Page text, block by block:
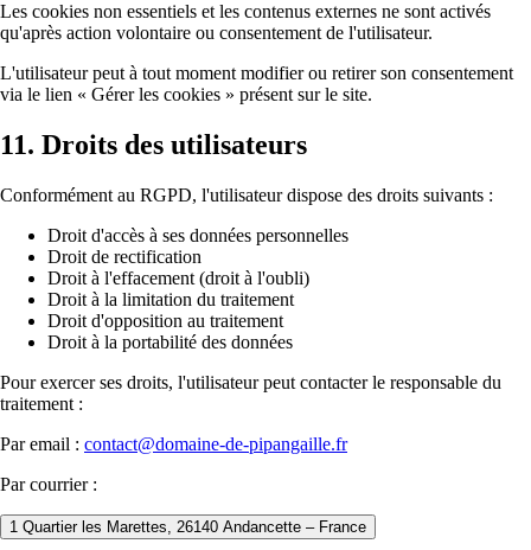
Les cookies non essentiels et les contenus externes ne sont activés
qu'après action volontaire ou consentement de l'utilisateur.
L'utilisateur peut à tout moment modifier ou retirer son consentement
via le lien « Gérer les cookies » présent sur le site.
11. Droits des utilisateurs
Conformément au RGPD, l'utilisateur dispose des droits suivants :
Droit d'accès à ses données personnelles
Droit de rectification
Droit à l'effacement (droit à l'oubli)
Droit à la limitation du traitement
Droit d'opposition au traitement
Droit à la portabilité des données
Pour exercer ses droits, l'utilisateur peut contacter le responsable du
traitement :
Par email : contact@domaine-de-pipangaille.fr
Par courrier :
1 Quartier les Marettes, 26140 Andancette – France